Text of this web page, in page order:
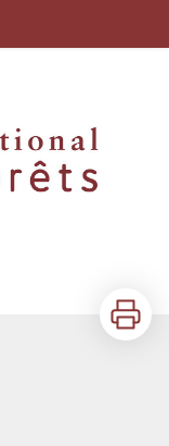
Imprimer